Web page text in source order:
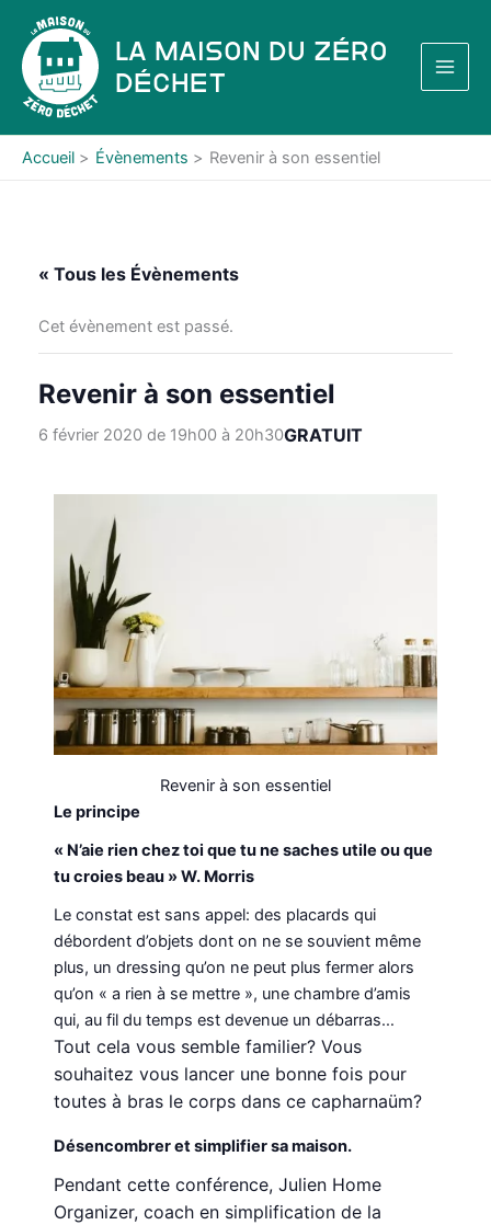
contenu
La Maison du Zéro
Déchet
Accueil Évènements Revenir à son essentiel
« Tous les Évènements
Cet évènement est passé.
Revenir à son essentiel
6 février 2020 de 19h00à 20h30GRATUIT
Revenir à son essentiel
Le principe
« N’aie rien chez toi que tu ne saches utile ou que
tu croies beau » W. Morris
Le constat est sans appel: des placards qui
débordent d’objets dont on ne se souvient même
plus, un dressing qu’on ne peut plus fermer alors
qu’on « a rien à se mettre », une chambre d’amis
qui, au fil du temps est devenue un débarras…
Tout cela vous semble familier? Vous
souhaitez vous lancer une bonne fois pour
toutes à bras le corps dans ce capharnaüm?
Désencombrer et simplifier sa maison.
Pendant cette conférence, Julien Home
Organizer, coach en simplification de la